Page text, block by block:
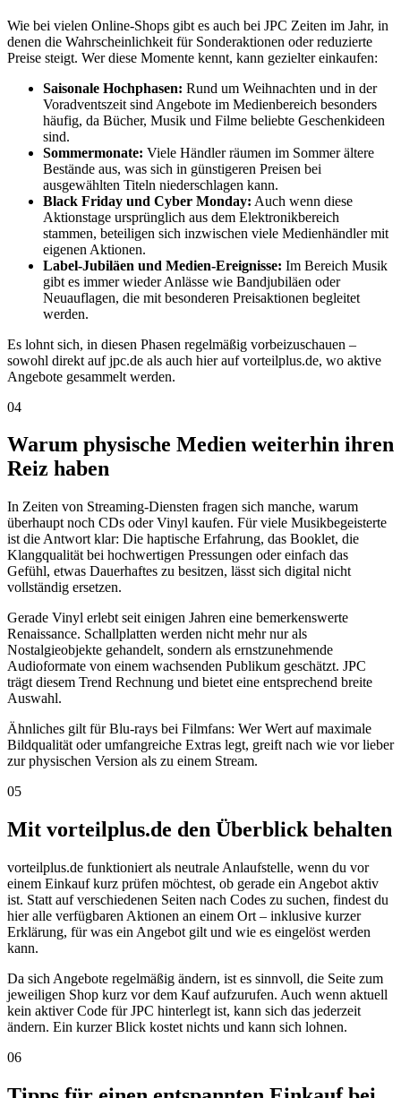
Wie bei vielen Online-Shops gibt es auch bei JPC Zeiten im Jahr, in
denen die Wahrscheinlichkeit für Sonderaktionen oder reduzierte
Preise steigt. Wer diese Momente kennt, kann gezielter einkaufen:
Saisonale Hochphasen: Rund um Weihnachten und in der
Voradventszeit sind Angebote im Medienbereich besonders
häufig, da Bücher, Musik und Filme beliebte Geschenkideen
sind.
Sommermonate: Viele Händler räumen im Sommer ältere
Bestände aus, was sich in günstigeren Preisen bei
ausgewählten Titeln niederschlagen kann.
Black Friday und Cyber Monday: Auch wenn diese
Aktionstage ursprünglich aus dem Elektronikbereich
stammen, beteiligen sich inzwischen viele Medienhändler mit
eigenen Aktionen.
Label-Jubiläen und Medien-Ereignisse: Im Bereich Musik
gibt es immer wieder Anlässe wie Bandjubiläen oder
Neuauflagen, die mit besonderen Preisaktionen begleitet
werden.
Es lohnt sich, in diesen Phasen regelmäßig vorbeizuschauen –
sowohl direkt auf jpc.de als auch hier auf vorteilplus.de, wo aktive
Angebote gesammelt werden.
04
Warum physische Medien weiterhin ihren
Reiz haben
In Zeiten von Streaming-Diensten fragen sich manche, warum
überhaupt noch CDs oder Vinyl kaufen. Für viele Musikbegeisterte
ist die Antwort klar: Die haptische Erfahrung, das Booklet, die
Klangqualität bei hochwertigen Pressungen oder einfach das
Gefühl, etwas Dauerhaftes zu besitzen, lässt sich digital nicht
vollständig ersetzen.
Gerade Vinyl erlebt seit einigen Jahren eine bemerkenswerte
Renaissance. Schallplatten werden nicht mehr nur als
Nostalgieobjekte gehandelt, sondern als ernstzunehmende
Audioformate von einem wachsenden Publikum geschätzt. JPC
trägt diesem Trend Rechnung und bietet eine entsprechend breite
Auswahl.
Ähnliches gilt für Blu-rays bei Filmfans: Wer Wert auf maximale
Bildqualität oder umfangreiche Extras legt, greift nach wie vor lieber
zur physischen Version als zu einem Stream.
05
Mit vorteilplus.de den Überblick behalten
vorteilplus.de funktioniert als neutrale Anlaufstelle, wenn du vor
einem Einkauf kurz prüfen möchtest, ob gerade ein Angebot aktiv
ist. Statt auf verschiedenen Seiten nach Codes zu suchen, findest du
hier alle verfügbaren Aktionen an einem Ort – inklusive kurzer
Erklärung, für was ein Angebot gilt und wie es eingelöst werden
kann.
Da sich Angebote regelmäßig ändern, ist es sinnvoll, die Seite zum
jeweiligen Shop kurz vor dem Kauf aufzurufen. Auch wenn aktuell
kein aktiver Code für JPC hinterlegt ist, kann sich das jederzeit
ändern. Ein kurzer Blick kostet nichts und kann sich lohnen.
06